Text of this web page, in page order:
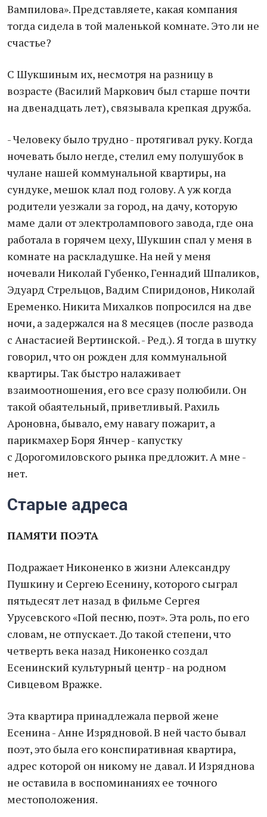
Вампилова». Представляете, какая компания
тогда сидела в той маленькой комнате. Это ли не
счастье?
С Шукшиным их, несмотря на разницу в
возрасте (Василий Маркович был старше почти
на двенадцать лет), связывала крепкая дружба.
- Человеку было трудно - протягивал руку. Когда
ночевать было негде, стелил ему полушубок в
чулане нашей коммунальной квартиры, на
сундуке, мешок клал под голову. А уж когда
родители уезжали за город, на дачу, которую
маме дали от электролампового завода, где она
работала в горячем цеху, Шукшин спал у меня в
комнате на раскладушке. На ней у меня
ночевали Николай Губенко, Геннадий Шпаликов,
Эдуард Стрельцов, Вадим Спиридонов, Николай
Еременко. Никита Михалков попросился на две
ночи, а задержался на 8 месяцев (после развода
с Анастасией Вертинской. - Ред.). Я тогда в шутку
говорил, что он рожден для коммунальной
квартиры. Так быстро налаживает
взаимоотношения, его все сразу полюбили. Он
такой обаятельный, приветливый. Рахиль
Ароновна, бывало, ему навагу пожарит, а
парикмахер Боря Янчер - капустку
с Дорогомиловского рынка предложит. А мне -
нет.
Старые адреса
ПАМЯТИ ПОЭТА
Подражает Никоненко в жизни Александру
Пушкину и Сергею Есенину, которого сыграл
пятьдесят лет назад в фильме Сергея
Урусевского «Пой песню, поэт». Эта роль, по его
словам, не отпускает. До такой степени, что
четверть века назад Никоненко создал
Есенинский культурный центр - на родном
Сивцевом Вражке.
Эта квартира принадлежала первой жене
Есенина - Анне Изрядновой. В ней часто бывал
поэт, это была его конспиративная квартира,
адрес которой он никому не давал. И Изряднова
не оставила в воспоминаниях ее точного
местоположения.